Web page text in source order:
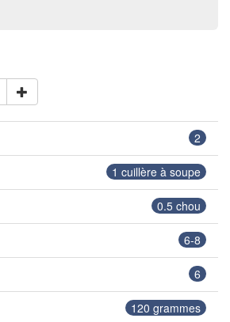
2
1 cuillère à soupe
0.5 chou
6-8
6
120 grammes